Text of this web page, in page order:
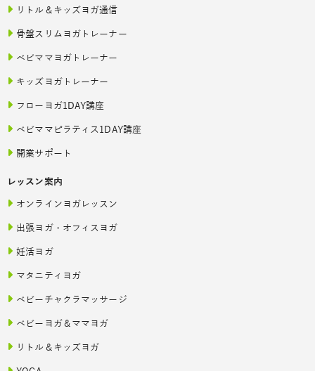
リトル＆キッズヨガ通信
骨盤スリムヨガトレーナー
ベビママヨガトレーナー
キッズヨガトレーナー
フローヨガ1DAY講座
ベビママピラティス1DAY講座
開業サポート
レッスン案内
オンラインヨガレッスン
出張ヨガ・オフィスヨガ
妊活ヨガ
マタニティヨガ
ベビーチャクラマッサージ
ベビーヨガ＆ママヨガ
リトル＆キッズヨガ